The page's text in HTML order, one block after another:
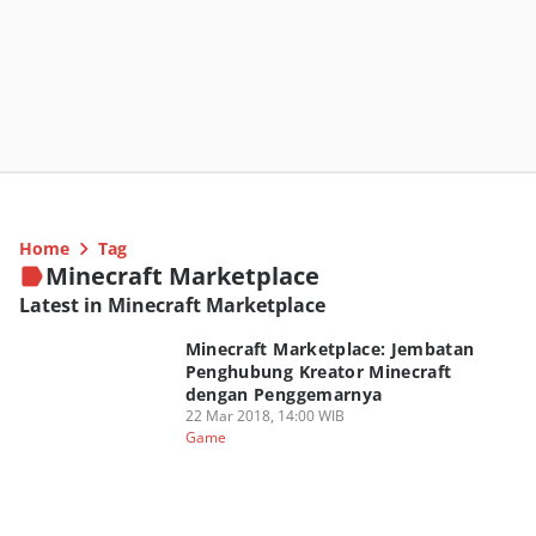
Home Tag
Minecraft Marketplace
Latest in Minecraft Marketplace
Minecraft Marketplace: Jembatan
Penghubung Kreator Minecraft
dengan Penggemarnya
22 Mar 2018, 14:00 WIB
Game